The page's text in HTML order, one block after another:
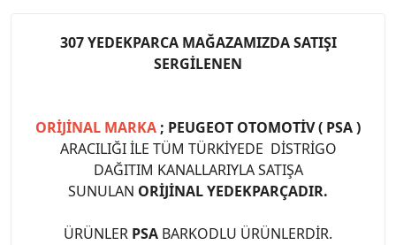
307 YEDEKPARCA MAĞAZAMIZDA SATIŞI
SERGİLENEN
ORİJİNAL MARKA ; PEUGEOT OTOMOTİV ( PSA )
ARACILIĞI İLE TÜM TÜRKİYEDE DİSTRİGO
DAĞITIM KANALLARIYLA SATIŞA
SUNULAN ORİJİNAL YEDEKPARÇADIR.
ÜRÜNLER PSA BARKODLU ÜRÜNLERDİR.